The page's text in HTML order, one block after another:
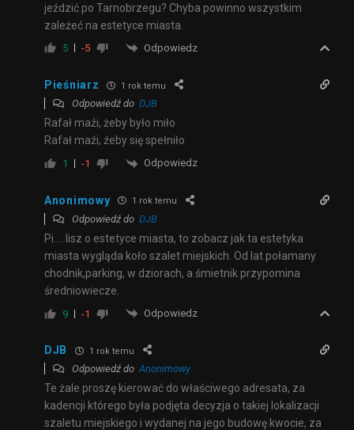
jeździć po Tarnobrzegu? Chyba powinno wszystkim
zależeć na estetyce miasta.
5 -5 Odpowiedz
Pieśniarz 1 rok temu
Odpowiedź do DJB
Rafał maźi, żeby było miło
Rafał maźi, źeby się spełniło
1 -1 Odpowiedz
Anonimowy 1 rok temu
Odpowiedź do DJB
Pi…. lisz o estetyce miasta, to zobacz jak ta estetyka
miasta wygląda koło szalet miejskich. Od lat połamany
chodnik,parking, w dziorach, a śmietnik przypomina
średniowiecze.
9 -1 Odpowiedz
DJB 1 rok temu
Odpowiedź doAnonimowy
Te żale proszę kierować do właściwego adresata, za
kadencji którego była podjęta decyzja o takiej lokalizacji
szaletu miejskiego i wydanej na jego budowę kwocie, za